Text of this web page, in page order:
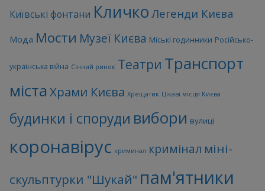
Київські фонтани Кличко Легенди Києва
Мода Мости Музеї Києва Міські годинники Російсько-
українська війна Сінний ринок Театри Транспорт
міста Храми Києва Хрещатик Цікаві місця Києва
будинки і споруди вибори вулиці
коронавірус криминал кримінал міні-
скульптурки "Шукай" пам'ятники